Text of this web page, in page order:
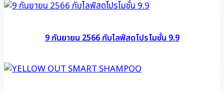
9 กันยายน 2566 กับไลฟ์สดโปรโมชั่น 9.9